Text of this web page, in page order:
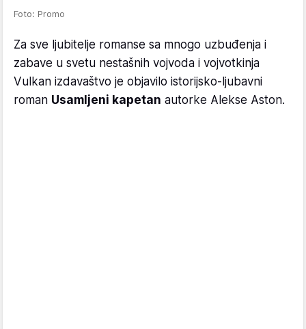
Foto: Promo
Za sve ljubitelje romanse sa mnogo uzbuđenja i
zabave u svetu nestašnih vojvoda i vojvotkinja
Vulkan izdavaštvo je objavilo istorijsko-ljubavni
roman Usamljeni kapetan autorke Alekse Aston.